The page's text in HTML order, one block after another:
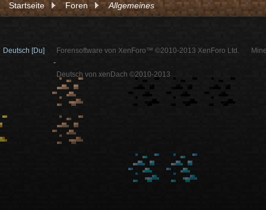
Startseite Foren Allgemeines
Deutsch [Du]
Forensoftware von XenForo™ ©2010-2013 XenForo Ltd.
-
Deutsch von xenDach ©2010-2013